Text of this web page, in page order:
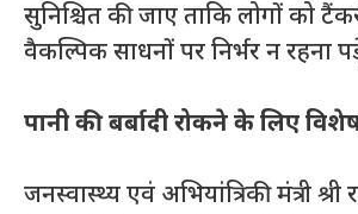
सुनिश्चित की जाए ताकि लोगों को
वैकल्पिक साधनों पर निर्भर न रहना
पानी की बर्बादी रोकने के लिए
जनस्वास्थ्य एवं अभियांत्रिकी मंत्री